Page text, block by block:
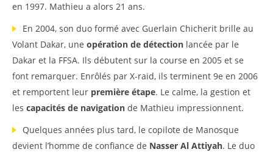
en 1997. Mathieu a alors 21 ans.
En 2004, son duo formé avec Guerlain Chicherit brille au
Volant Dakar, une opération de détection lancée par le
Dakar et la FFSA. Ils débutent sur la course en 2005 et se
font remarquer. Enrôlés par X-raid, ils terminent 9e en 2006
et remportent leur première étape. Le calme, la gestion et
les capacités de navigation de Mathieu impressionnent.
Quelques années plus tard, le copilote de Manosque
devient l’homme de confiance de Nasser Al Attiyah. Le duo